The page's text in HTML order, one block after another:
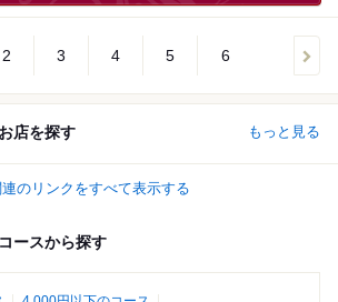
2 3 4 5 6
店を探す もっと見る
のリンクをすべて表示する
ースから探す